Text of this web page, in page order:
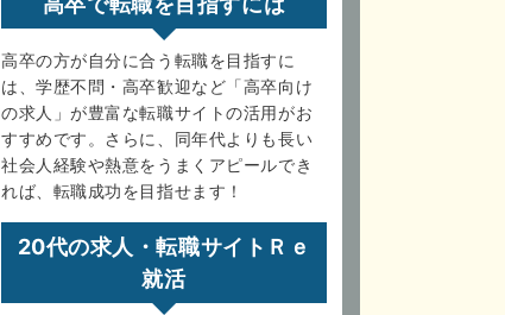
高卒の方が自分に合う転職を目指すに
は、学歴不問・高卒歓迎など「高卒向け
の求人」が豊富な転職サイトの活用がお
すすめです。さらに、同年代よりも長い
社会人経験や熱意をうまくアピールでき
れば、転職成功を目指せます！
20代の求人・転職サイトＲｅ
就活